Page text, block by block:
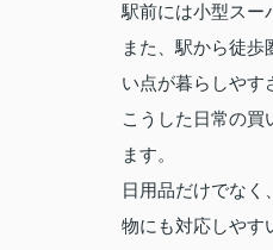
駅前には小型スー
また、駅から徒
い点が暮らしやす
こうした日常の買
ます。
日用品だけでなく
物にも対応しやす